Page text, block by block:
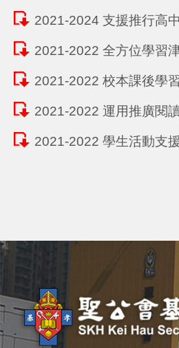
2021-2024 支援推行高
2021-2022 全方位學習
2021-2022 校本課後學
2021-2022 運用推廣閱
2021-2022 學生活動支